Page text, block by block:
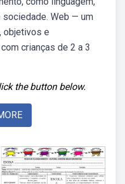
sociedade. Web — um
objetivos e
crianças de 2 a 3
the button below.